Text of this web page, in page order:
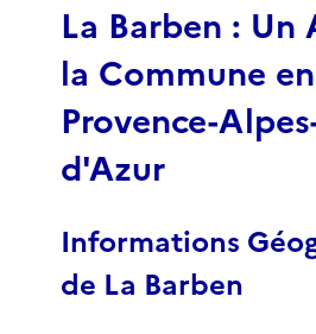
La Barben : Un
la Commune en
Provence-
d'Azur
Informations
de La Barben